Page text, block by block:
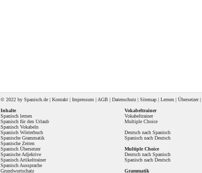
© 2022 by Spanisch .de | Kontakt | Impressum | AGB | Datenschutz | Sitemap | Lernen | Übersetzer|
Inhalte
Spanisch lernen
Spanisch für den Urlaub
Spanisch Vokabeln
Spanisch Wörterbuch
Spanische Grammatik
Spanische Zeiten
Spanisch Übersetzer
Spanische Adjektive
Spanisch Artikeltrainer
Spanisch Aussprache
Grundwortschatz
Vokabeltrainer
Vokabeltrainer
Multiple Choice
Deutsch nach Spanisch
Spanisch nach Deutsch
Multiple Choice
Deutsch nach Spanisch
Spanisch nach Deutsch
Grammatik